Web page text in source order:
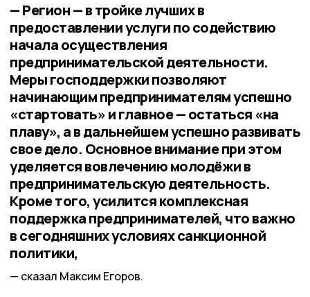
— Регион — в тройке лучших в
предоставлении услуги по содействию
начала осуществления
предпринимательской деятельности.
Меры господдержки позволяют
начинающим предпринимателям успешно
«стартовать» и главное — остаться «на
плаву», а в дальнейшем успешно развивать
свое дело. Основное внимание при этом
уделяется вовлечению молодёжи в
предпринимательскую деятельность.
Кроме того, усилится комплексная
поддержка предпринимателей, что важно
в сегодняшних условиях санкционной
политики,
сказал Максим Егоров.